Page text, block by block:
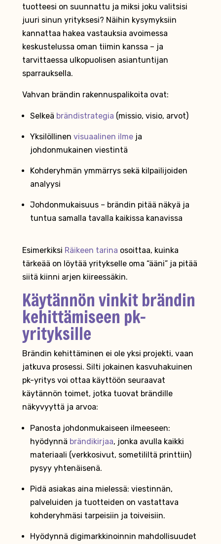
tuotteesi on suunnattu ja miksi joku valitsisi
juuri sinun yrityksesi? Näihin kysymyksiin
kannattaa hakea vastauksia avoimessa
keskustelussa oman tiimin kanssa – ja
tarvittaessa ulkopuolisen asiantuntijan
sparrauksella.
Vahvan brändin rakennuspalikoita ovat:
Selkeä brändistrategia (missio, visio, arvot)
Yksilöllinen visuaalinen ilmeja
johdonmukainen viestintä
Kohderyhmän ymmärrys sekä kilpailijoiden
analyysi
Johdonmukaisuus – brändin pitää näkyä ja
tuntua samalla tavalla kaikissa kanavissa
Esimerkiksi Räikeen tarina osoittaa, kuinka
tärkeää on löytää yritykselle oma “ääni” ja pitää
siitä kiinni arjen kiireessäkin.
Käytännön vinkit brändin
kehittämiseen pk-
yrityksille
Brändin kehittäminen ei ole yksi projekti, vaan
jatkuva prosessi. Silti jokainen kasvuhakuinen
pk-yritys voi ottaa käyttöön seuraavat
käytännön toimet, jotka tuovat brändille
näkyvyyttä ja arvoa:
Panosta johdonmukaiseen ilmeeseen:
hyödynnä brändikirjaa, jonka avulla kaikki
materiaali (verkkosivut, sometililtä printtiin)
pysyy yhtenäisenä.
Pidä asiakas aina mielessä: viestinnän,
palveluiden ja tuotteiden on vastattava
kohderyhmäsi tarpeisiin ja toiveisiin.
Hyödynnä digimarkkinoinnin mahdollisuudet